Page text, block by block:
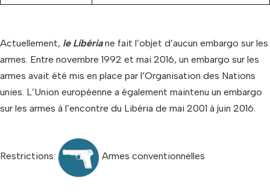
Actuellement, le Libériane fait l’objet d’aucun embargo sur les
armes. Entre novembre 1992 et mai 2016, un embargo sur les
armes avait été mis en place par l’Organisation des Nations
unies. L’Union européenne a également maintenu un embargo
sur les armes à l’encontre du Libéria de mai 2001 à juin 2016.
Restrictions: Armes conventionnelles